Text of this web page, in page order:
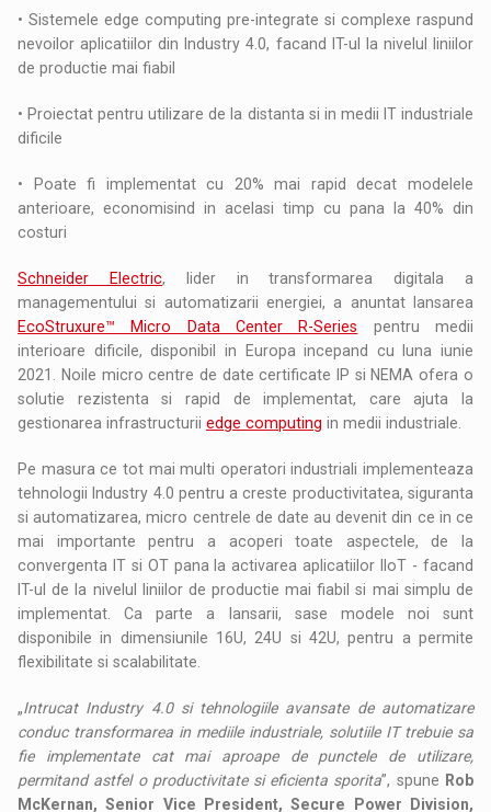
• Sistemele edge computing pre-integrate si complexe raspund
nevoilor aplicatiilor din Industry 4.0, facand IT-ul la nivelul liniilor
de productie mai fiabil
• Proiectat pentru utilizare de la distanta si in medii IT industriale
dificile
• Poate fi implementat cu 20% mai rapid decat modelele
anterioare, economisind in acelasi timp cu pana la 40% din
costuri
Schneider Electric, lider in transformarea digitala a
managementului si automatizarii energiei, a anuntat lansarea
EcoStruxure™ Micro Data Center R-Series pentru medii
interioare dificile, disponibil in Europa incepand cu luna iunie
2021. Noile micro centre de date certificate IP si NEMA ofera o
solutie rezistenta si rapid de implementat, care ajuta la
gestionarea infrastructuriiedge computing in medii industriale.
Pe masura ce tot mai multi operatori industriali implementeaza
tehnologii Industry 4.0 pentru a creste productivitatea, siguranta
si automatizarea, micro centrele de date au devenit din ce in ce
mai importante pentru a acoperi toate aspectele, de la
convergenta IT si OT pana la activarea aplicatiilor IIoT - facand
IT-ul de la nivelul liniilor de productie mai fiabil si mai simplu de
implementat. Ca parte a lansarii, sase modele noi sunt
disponibile in dimensiunile 16U, 24U si 42U, pentru a permite
flexibilitate si scalabilitate.
„Intrucat Industry 4.0 si tehnologiile avansate de automatizare
conduc transformarea in mediile industriale, solutiile IT trebuie sa
fie implementate cat mai aproape de punctele de utilizare,
permitand astfel o productivitate si eficienta sporita”, spune Rob
McKernan, Senior Vice President, Secure Power Division,